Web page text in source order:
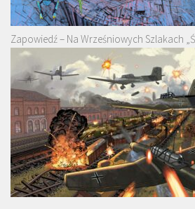
Zapowiedź – Na Wrześniowych Szlakach